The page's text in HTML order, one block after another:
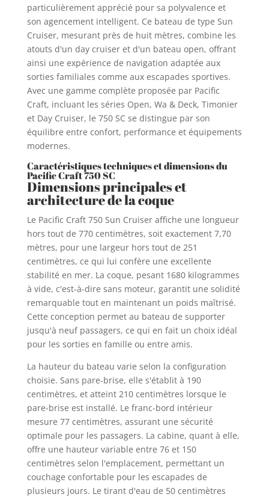
particulièrement apprécié pour sa polyvalence et
son agencement intelligent. Ce bateau de type Sun
Cruiser, mesurant près de huit mètres, combine les
atouts d'un day cruiser et d'un bateau open, offrant
ainsi une expérience de navigation adaptée aux
sorties familiales comme aux escapades sportives.
Avec une gamme complète proposée par Pacific
Craft, incluant les séries Open, Wa & Deck, Timonier
et Day Cruiser, le 750 SC se distingue par son
équilibre entre confort, performance et équipements
modernes.
Caractéristiques techniques et dimensions du
Pacific Craft 750 SC
Dimensions principales et
architecture de la coque
Le Pacific Craft 750 Sun Cruiser affiche une longueur
hors tout de 770 centimètres, soit exactement 7,70
mètres, pour une largeur hors tout de 251
centimètres, ce qui lui confère une excellente
stabilité en mer. La coque, pesant 1680 kilogrammes
à vide, c'est-à-dire sans moteur, garantit une solidité
remarquable tout en maintenant un poids maîtrisé.
Cette conception permet au bateau de supporter
jusqu'à neuf passagers, ce qui en fait un choix idéal
pour les sorties en famille ou entre amis.
La hauteur du bateau varie selon la configuration
choisie. Sans pare-brise, elle s'établit à 190
centimètres, et atteint 210 centimètres lorsque le
pare-brise est installé. Le franc-bord intérieur
mesure 77 centimètres, assurant une sécurité
optimale pour les passagers. La cabine, quant à elle,
offre une hauteur variable entre 76 et 150
centimètres selon l'emplacement, permettant un
couchage confortable pour les escapades de
plusieurs jours. Le tirant d'eau de 50 centimètres